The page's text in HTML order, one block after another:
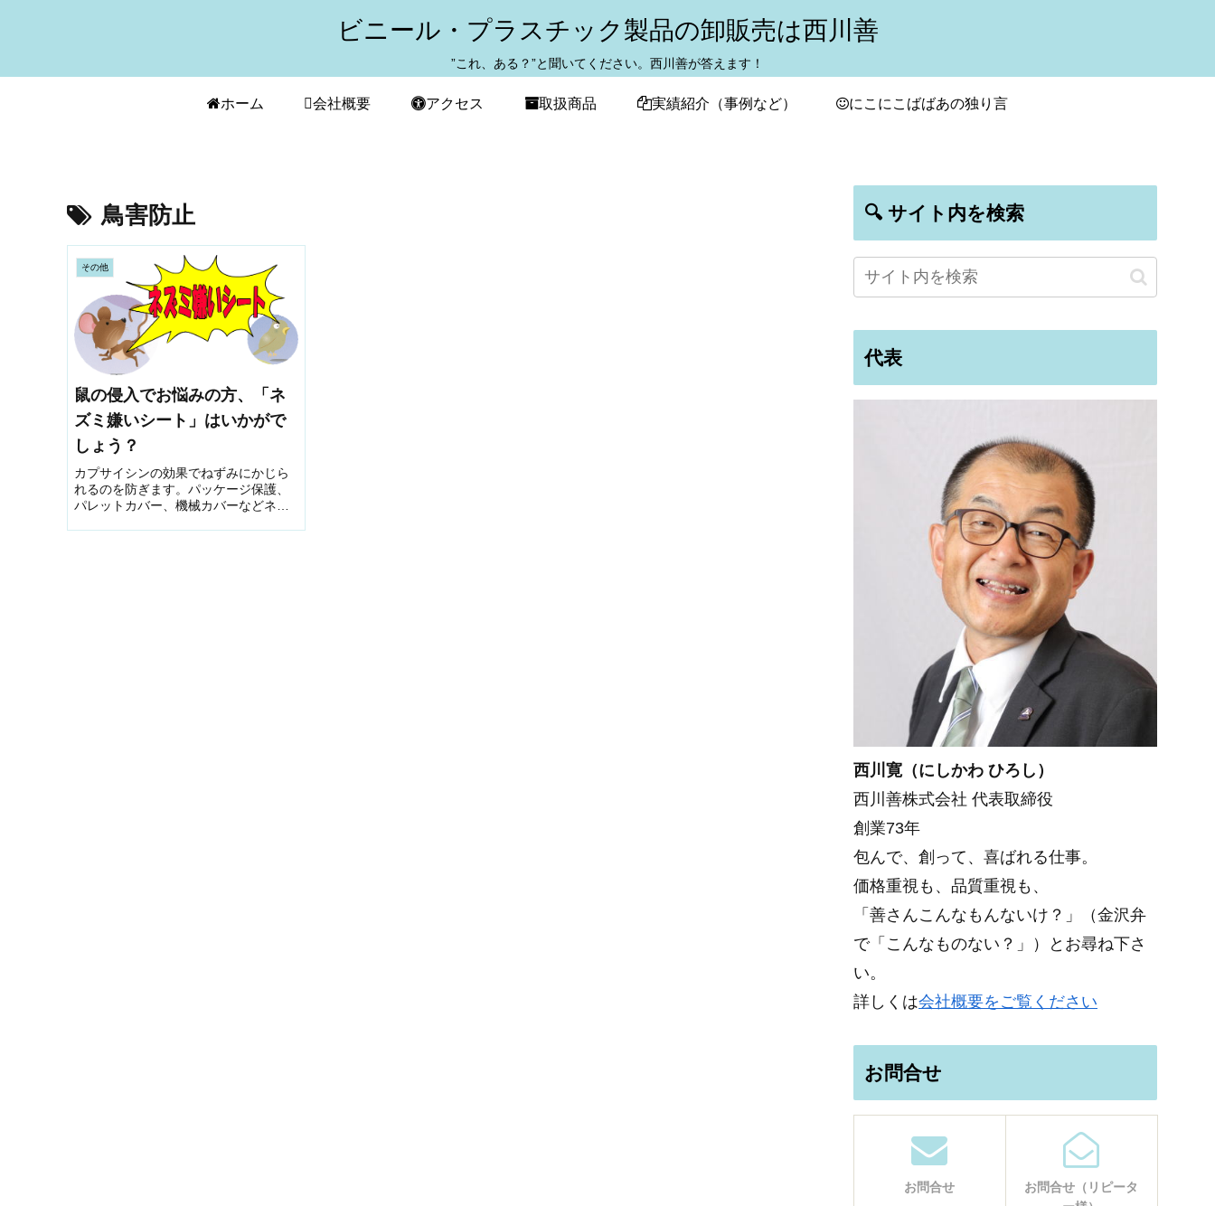
ビニール・プラスチック製品の卸販売は西川善
”これ、ある？”と聞いてください。西川善が答えます！
ホーム 会社概要 アクセス 取扱商品 実績紹介（事例など） にこにこばばあの独り言
鳥害防止
その他
鼠の侵入でお悩みの方、「ネ
ズミ嫌いシート」はいかがで
しょう？
カプサイシンの効果でねずみにかじら
れるのを防ぎます。パッケージ保護、
パレットカバー、機械カバーなどネズ
🔍 サイト内を検索
代表
西川寛（にしかわ ひろし）
西川善株式会社 代表取締役
創業73年
包んで、創って、喜ばれる仕事。
価格重視も、品質重視も、
「善さんこんなもんないけ？」（金沢弁
で「こんなものない？」）とお尋ね下さ
い。
詳しくは会社概要をご覧ください
お問合せ
お問合せ
お問合せ（リピータ